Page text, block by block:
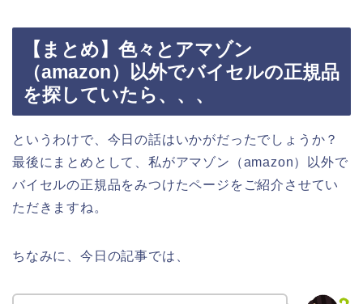
【まとめ】色々とアマゾン
（amazon）以外でバイセルの正規品
を探していたら、、、
というわけで、今日の話はいかがだったでしょうか？
最後にまとめとして、私がアマゾン（amazon）以外で
バイセルの正規品をみつけたページをご紹介させてい
ただきますね。
ちなみに、今日の記事では、